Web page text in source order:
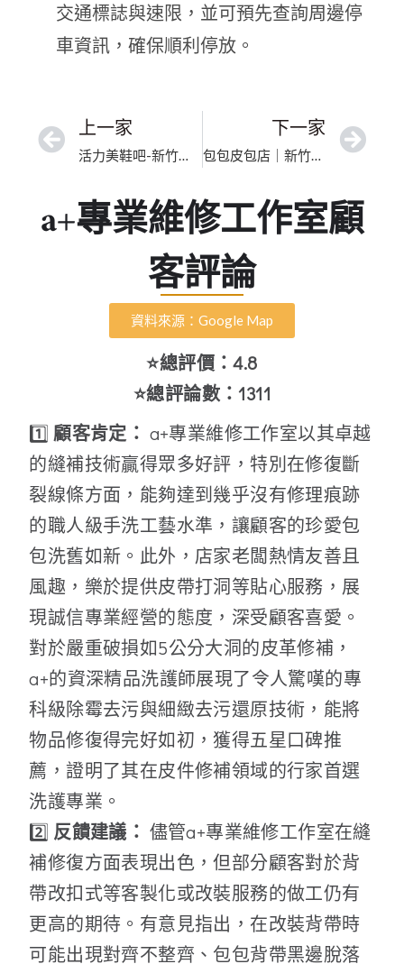
交通標誌與速限，並可預先查詢周邊停
車資訊，確保順利停放。
上一家
活力美鞋吧-新竹東門店｜台灣包包內襯除塵去污｜職人級手洗工藝深層淨化
下一家
包包皮包店｜新竹市提把手汗漬分解｜高奢包精緻手工洗護
a+專業維修工作室顧
客評論
資料來源：Google Map
⭐總評價：4.8
⭐總評論數：1311
1️⃣ 顧客肯定： a+專業維修工作室以其卓越
的縫補技術贏得眾多好評，特別在修復斷
裂線條方面，能夠達到幾乎沒有修理痕跡
的職人級手洗工藝水準，讓顧客的珍愛包
包洗舊如新。此外，店家老闆熱情友善且
風趣，樂於提供皮帶打洞等貼心服務，展
現誠信專業經營的態度，深受顧客喜愛。
對於嚴重破損如5公分大洞的皮革修補，
a+的資深精品洗護師展現了令人驚嘆的專
科級除霉去污與細緻去污還原技術，能將
物品修復得完好如初，獲得五星口碑推
薦，證明了其在皮件修補領域的行家首選
洗護專業。
2️⃣ 反饋建議： 儘管a+專業維修工作室在縫
補修復方面表現出色，但部分顧客對於背
帶改扣式等客製化或改裝服務的做工仍有
更高的期待。有意見指出，在改裝背帶時
可能出現對齊不整齊、包包背帶黑邊脫落